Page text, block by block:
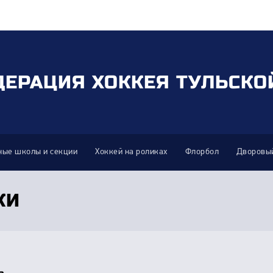
ХОККЕЯ
школы и секции Хоккей на роликах Флорбол